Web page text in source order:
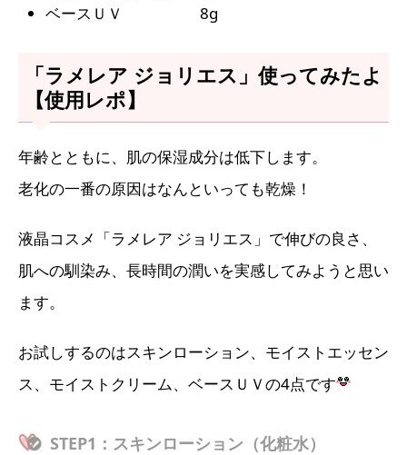
ベースＵＶ 8g
「ラメレア ジョリエス」使ってみたよ
【使用レポ】
年齢とともに、肌の保湿成分は低下します。
老化の一番の原因はなんといっても乾燥！
液晶コスメ「ラメレア ジョリエス」で伸びの良さ、
肌への馴染み、長時間の潤いを実感してみようと思い
ます。
お試しするのはスキンローション、モイストエッセン
ス、モイストクリーム、ベースＵＶの4点です
STEP1：スキンローション（化粧水）